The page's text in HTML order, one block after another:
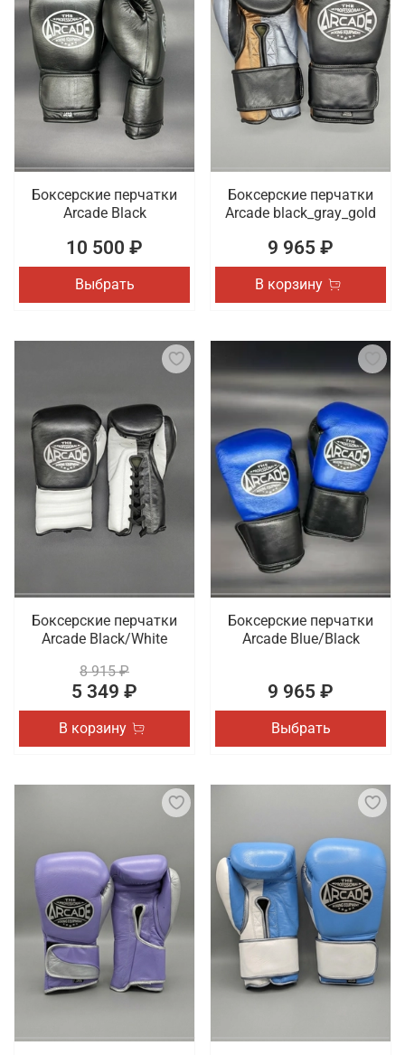
В интернет-магазине Octagon Shop можно купить
спортивные перчатки высокого качества из
натуральной кожи или кожзама. Предлагаем
женские, мужские и унисекс модели,
декорированные оригинальными принтами.
Доставка покупок осуществляется по
Калининграду.
Боксерские перчатки
Arcade Black
10 500 ₽
Выбрать
Боксерские перчатки
Arcade black_gray_gold
9 965 ₽
В корзину
Боксерские перчатки
Arcade Black/White
8 915 ₽
5 349 ₽
В корзину
Боксерские перчатки
Arcade Blue/Black
9 965 ₽
Выбрать